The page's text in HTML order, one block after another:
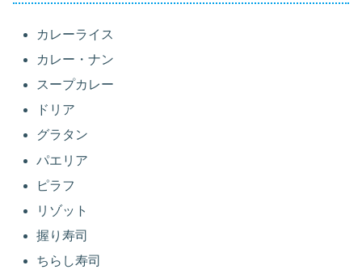
カレーライス
カレー・ナン
スープカレー
ドリア
グラタン
パエリア
ピラフ
リゾット
握り寿司
ちらし寿司